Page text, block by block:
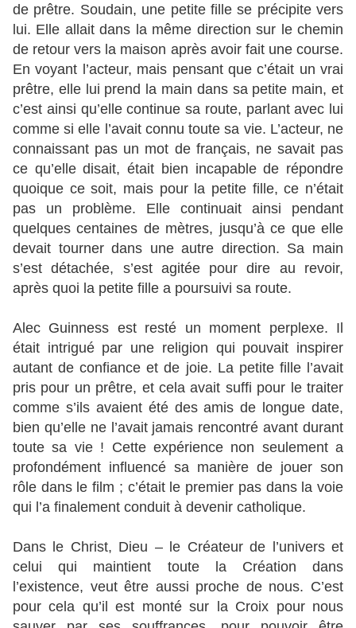
de prêtre. Soudain, une petite fille se précipite vers
lui. Elle allait dans la même direction sur le chemin
de retour vers la maison après avoir fait une course.
En voyant l’acteur, mais pensant que c’était un vrai
prêtre, elle lui prend la main dans sa petite main, et
c’est ainsi qu’elle continue sa route, parlant avec lui
comme si elle l’avait connu toute sa vie. L’acteur, ne
connaissant pas un mot de français, ne savait pas
ce qu’elle disait, était bien incapable de répondre
quoique ce soit, mais pour la petite fille, ce n’était
pas un problème. Elle continuait ainsi pendant
quelques centaines de mètres, jusqu’à ce que elle
devait tourner dans une autre direction. Sa main
s’est détachée, s’est agitée pour dire au revoir,
après quoi la petite fille a poursuivi sa route.
Alec Guinness est resté un moment perplexe. Il
était intrigué par une religion qui pouvait inspirer
autant de confiance et de joie. La petite fille l’avait
pris pour un prêtre, et cela avait suffi pour le traiter
comme s’ils avaient été des amis de longue date,
bien qu’elle ne l’avait jamais rencontré avant durant
toute sa vie ! Cette expérience non seulement a
profondément influencé sa manière de jouer son
rôle dans le film ; c’était le premier pas dans la voie
qui l’a finalement conduit à devenir catholique.
Dans le Christ, Dieu – le Créateur de l’univers et
celui qui maintient toute la Création dans
l’existence, veut être aussi proche de nous. C’est
pour cela qu’il est monté sur la Croix pour nous